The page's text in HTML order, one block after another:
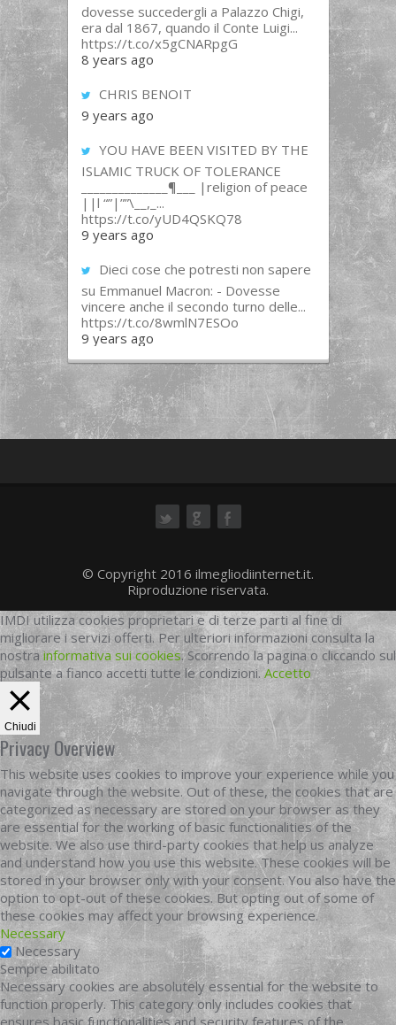
dovesse succedergli a Palazzo Chigi,
era dal 1867, quando il Conte Luigi...
https://t.co/x5gCNARpgG
8 years ago
CHRIS BENOIT
9 years ago
YOU HAVE BEEN VISITED BY THE
ISLAMIC TRUCK OF TOLERANCE
______________¶___ |religion of peace
||l “”|””\__,_...
https://t.co/yUD4QSKQ78
9 years ago
Dieci cose che potresti non sapere
su Emmanuel Macron: - Dovesse
vincere anche il secondo turno delle...
https://t.co/8wmlN7ESOo
9 years ago
© Copyright 2016 ilmegliodiinternet.it.
Riproduzione riservata.
IMDI utilizza cookies proprietari e di terze parti al fine di
migliorare i servizi offerti. Per ulteriori informazioni consulta la
nostrainformativa sui cookies. Scorrendo la pagina o cliccando sul
pulsante a fianco accetti tutte le condizioni.Accetto
Chiudi
Privacy Overview
This website uses cookies to improve your experience while you
navigate through the website. Out of these, the cookies that are
categorized as necessary are stored on your browser as they
are essential for the working of basic functionalities of the
website. We also use third-party cookies that help us analyze
and understand how you use this website. These cookies will be
stored in your browser only with your consent. You also have the
option to opt-out of these cookies. But opting out of some of
these cookies may affect your browsing experience.
Necessary
Necessary
Sempre abilitato
Necessary cookies are absolutely essential for the website to
function properly. This category only includes cookies that
ensures basic functionalities and security features of the